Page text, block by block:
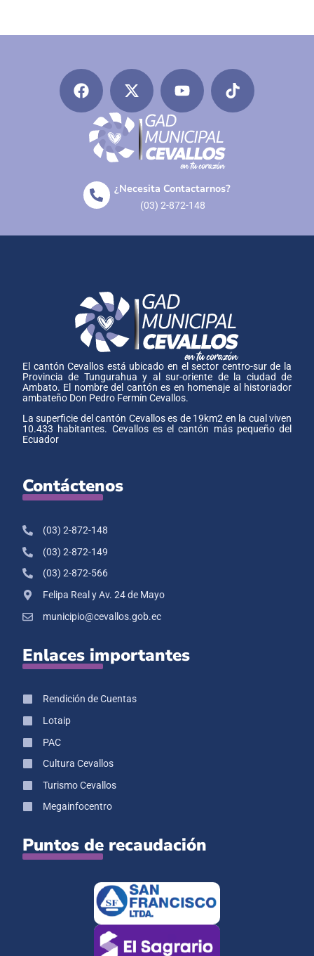
¿Necesita Contactarnos?
(03) 2-872-148
El cantón Cevallos está ubicado en el sector centro-sur de la
Provincia de Tungurahua y al sur-oriente de la ciudad de
Ambato. El nombre del cantón es en homenaje al historiador
ambateño Don Pedro Fermín Cevallos.
La superficie del cantón Cevallos es de 19km2 en la cual viven
10.433 habitantes. Cevallos es el cantón más pequeño del
Ecuador
Contáctenos
(03) 2-872-148
(03) 2-872-149
(03) 2-872-566
Felipa Real y Av. 24 de Mayo
municipio@cevallos.gob.ec
Enlaces importantes
Rendición de Cuentas
Lotaip
PAC
Cultura Cevallos
Turismo Cevallos
Megainfocentro
Puntos de recaudación